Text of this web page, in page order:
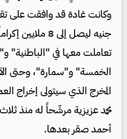
وكانت غادة قد وافقت على
جنيه ليصل إلى 8
تعاملت معها في "الباطنية"
الخمسة" و"سمارة"، وحتى
المخرج الذي سيتولى إخراج
محمد عزيزية مرشّحاً له منذ
أحمد صقر بعدها.